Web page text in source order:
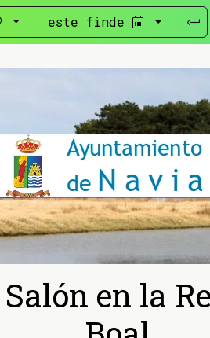
este finde
en la